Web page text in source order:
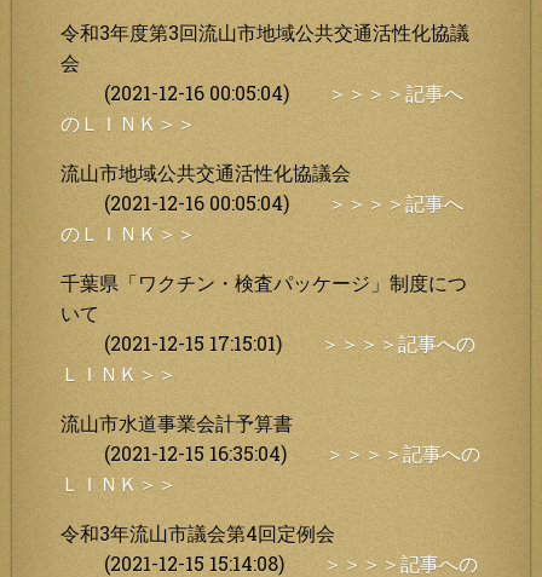
令和3年度第3回流山市地域公共交通活性化協議
会
(2021-12-16 00:05:04)
＞＞＞＞記事へ
のＬＩＮＫ＞＞
流山市地域公共交通活性化協議会
(2021-12-16 00:05:04)
＞＞＞＞記事へ
のＬＩＮＫ＞＞
千葉県「ワクチン・検査パッケージ」制度につ
いて
(2021-12-15 17:15:01)
＞＞＞＞記事への
ＬＩＮＫ＞＞
流山市水道事業会計予算書
(2021-12-15 16:35:04)
＞＞＞＞記事への
ＬＩＮＫ＞＞
令和3年流山市議会第4回定例会
(2021-12-15 15:14:08)
＞＞＞＞記事への